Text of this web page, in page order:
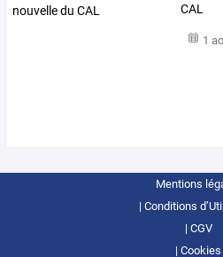
CAL
1
Mentions
Conditions
CGV
Cookies